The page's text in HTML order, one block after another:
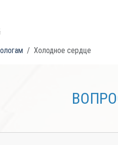
Холодное сердце